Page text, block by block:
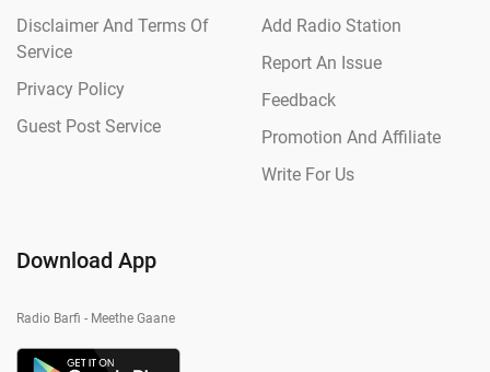
Disclaimer And Terms Of
Service
Privacy Policy
Guest Post Service
Add Radio Station
Report An Issue
Feedback
Promotion And Affiliate
Write For Us
Download App
Radio Barfi - Meethe Gaane